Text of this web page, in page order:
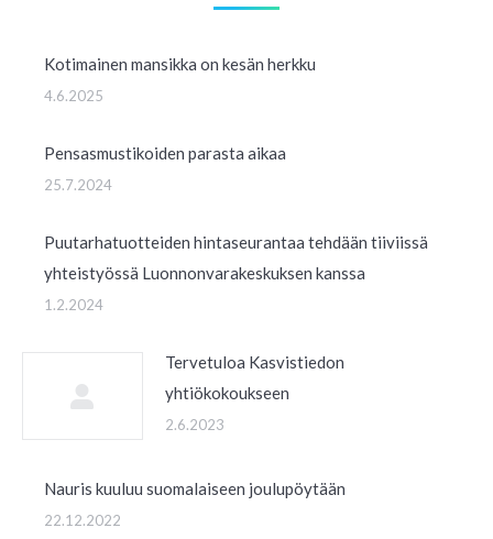
Kotimainen mansikka on kesän herkku
4.6.2025
Pensasmustikoiden parasta aikaa
25.7.2024
Puutarhatuotteiden hintaseurantaa tehdään tiiviissä
yhteistyössä Luonnonvarakeskuksen kanssa
1.2.2024
Tervetuloa Kasvistiedon
yhtiökokoukseen
2.6.2023
Nauris kuuluu suomalaiseen joulupöytään
22.12.2022